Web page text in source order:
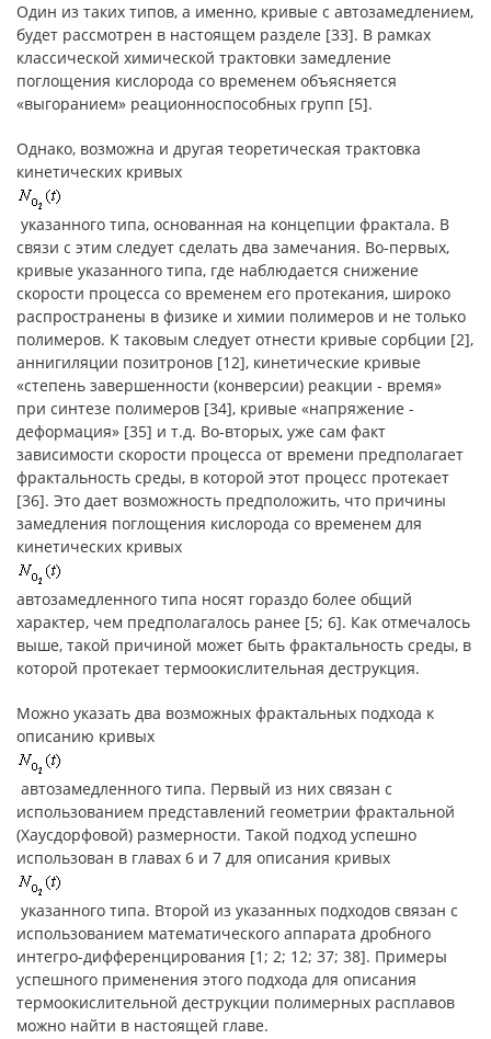
Один из таких типов, а именно, кривые с автозамедлением,
будет рассмотрен в настоящем разделе [33]. В рамках
классической химической трактовки замедление
поглощения кислорода со временем объясняется
«выгоранием» реационноспособных групп [5].
Однако, возможна и другая теоретическая трактовка
кинетических кривых
указанного типа, основанная на концепции фрактала. В
связи с этим следует сделать два замечания. Во-первых,
кривые указанного типа, где наблюдается снижение
скорости процесса со временем его протекания, широко
распространены в физике и химии полимеров и не только
полимеров. К таковым следует отнести кривые сорбции [2],
аннигиляции позитронов [12], кинетические кривые
«степень завершенности (конверсии) реакции - время»
при синтезе полимеров [34], кривые «напряжение -
деформация» [35] и т.д. Во-вторых, уже сам факт
зависимости скорости процесса от времени предполагает
фрактальность среды, в которой этот процесс протекает
[36]. Это дает возможность предположить, что причины
замедления поглощения кислорода со временем для
кинетических кривых
автозамедленного типа носят гораздо более общий
характер, чем предполагалось ранее [5; 6]. Как отмечалось
выше, такой причиной может быть фрактальность среды, в
которой протекает термоокислительная деструкция.
Можно указать два возможных фрактальных подхода к
описанию кривых
автозамедленного типа. Первый из них связан с
использованием представлений геометрии фрактальной
(Хаусдорфовой) размерности. Такой подход успешно
использован в главах 6 и 7 для описания кривых
указанного типа. Второй из указанных подходов связан с
использованием математического аппарата дробного
интегро-дифференцирования [1; 2; 12; 37; 38]. Примеры
успешного применения этого подхода для описания
термоокислительной деструкции полимерных расплавов
можно найти в настоящей главе.